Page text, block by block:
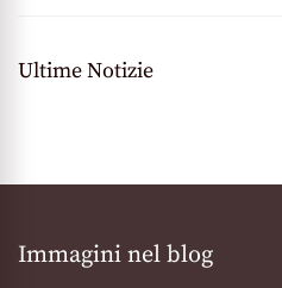
Ultime Notizie
Immagini nel blog